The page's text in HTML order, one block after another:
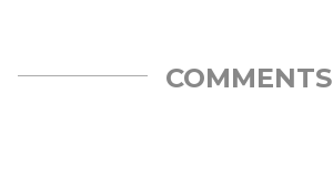
COMMENTS